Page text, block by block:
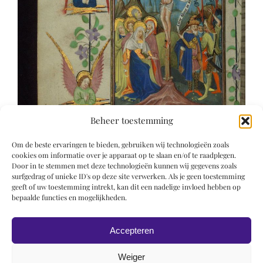
Beheer toestemming
Om de beste ervaringen te bieden, gebruiken wij technologieën zoals
cookies om informatie over je apparaat op te slaan en/of te raadplegen.
Door in te stemmen met deze technologieën kunnen wij gegevens zoals
surfgedrag of unieke ID's op deze site verwerken. Als je geen toestemming
geeft of uw toestemming intrekt, kan dit een nadelige invloed hebben op
bepaalde functies en mogelijkheden.
Accepteren
Weiger